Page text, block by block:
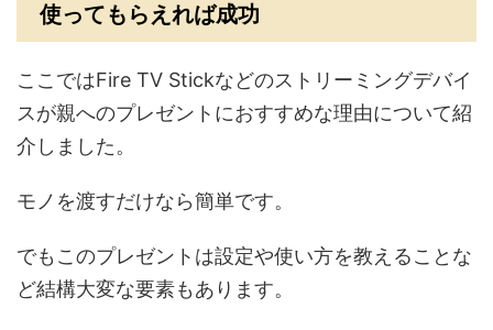
使ってもらえれば成功
ここではFire TV Stickなどのストリーミングデバイ
スが親へのプレゼントにおすすめな理由について紹
介しました。
モノを渡すだけなら簡単です。
でもこのプレゼントは設定や使い方を教えることな
ど結構大変な要素もあります。